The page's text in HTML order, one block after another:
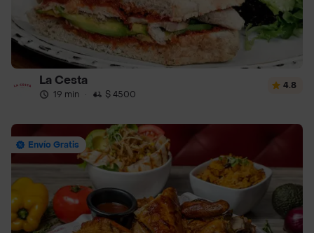
La Cesta
19 min · $ 4500
4.8
Envío Gratis